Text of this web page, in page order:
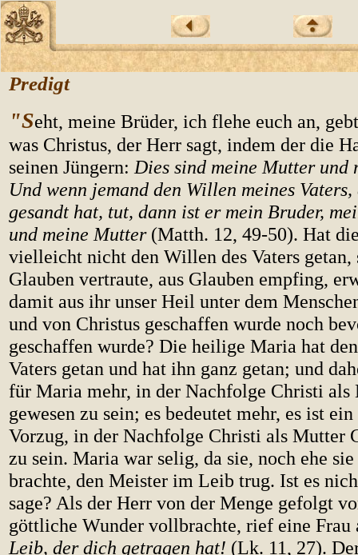
Predigt
"Seht, meine Brüder, ich flehe euch an,
was Christus, der Herr sagt, indem der die
seinen Jüngern: Dies sind meine Mutter und
Und wenn jemand den Willen meines
gesandt hat, tut, dann ist er mein Bruder,
und meine Mutter(Matth. 12, 49-50). Hat
vielleicht nicht den Willen des Vaters getan,
Glauben vertraute, aus Glauben empfing,
damit aus ihr unser Heil unter dem
und von Christus geschaffen wurde noch
geschaffen wurde? Die heilige Maria hat
Vaters getan und hat ihn ganz getan; und
für Maria mehr, in der Nachfolge Christi
gewesen zu sein; es bedeutet mehr, es ist
Vorzug, in der Nachfolge Christi als Mutter
zu sein. Maria war selig, da sie, noch ehe
brachte, den Meister im Leib trug. Ist es
sage? Als der Herr von der Menge gefolgt
göttliche Wunder vollbrachte, rief eine Frau
Leib, der dich getragen hat! (Lk. 11, 27).